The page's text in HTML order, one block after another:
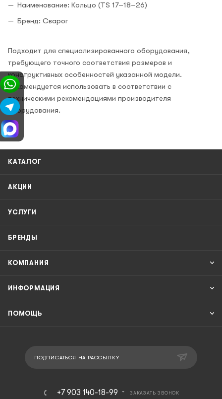
Наименование: Кольцо (TS 17–18–26)
Бренд: Сварог
Подходит для специализированного оборудования,
требующего точного соответствия размеров и
конструктивных особенностей указанной модели.
Рекомендуется использовать в соответствии с
техническими рекомендациями производителя
оборудования.
КАТАЛОГ
АКЦИИ
УСЛУГИ
БРЕНДЫ
КОМПАНИЯ
ИНФОРМАЦИЯ
ПОМОЩЬ
ПОДПИСАТЬСЯ НА РАССЫЛКУ
+7 903 140-18-99 ЗАКАЗАТЬ ЗВОНОК